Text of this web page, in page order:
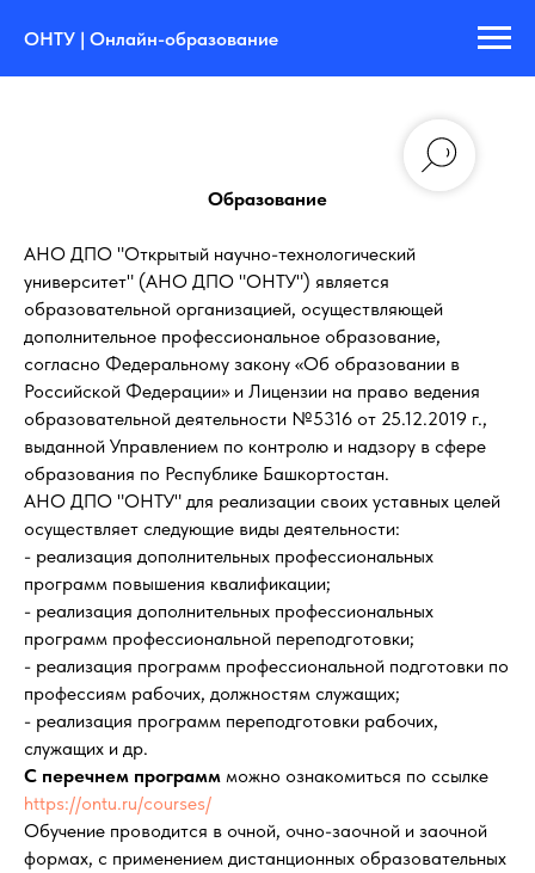
ОНТУ | Онлайн-образование
Образование
АНО ДПО "Открытый научно-технологический
университет" (АНО ДПО "ОНТУ") является
образовательной организацией, осуществляющей
дополнительное профессиональное образование,
согласно Федеральному закону «Об образовании в
Российской Федерации» и Лицензии на право ведения
образовательной деятельности №5316 от 25.12.2019 г.,
выданной Управлением по контролю и надзору в сфере
образования по Республике Башкортостан.
АНО ДПО "ОНТУ" для реализации своих уставных целей
осуществляет следующие виды деятельности:
- реализация дополнительных профессиональных
программ повышения квалификации;
- реализация дополнительных профессиональных
программ профессиональной переподготовки;
- реализация программ профессиональной подготовки по
профессиям рабочих, должностям служащих;
- реализация программ переподготовки рабочих,
служащих и др.
С перечнем программ можно ознакомиться по ссылке
https://ontu.ru/courses/
Обучение проводится в очной, очно-заочной и заочной
формах, с применением дистанционных образовательных